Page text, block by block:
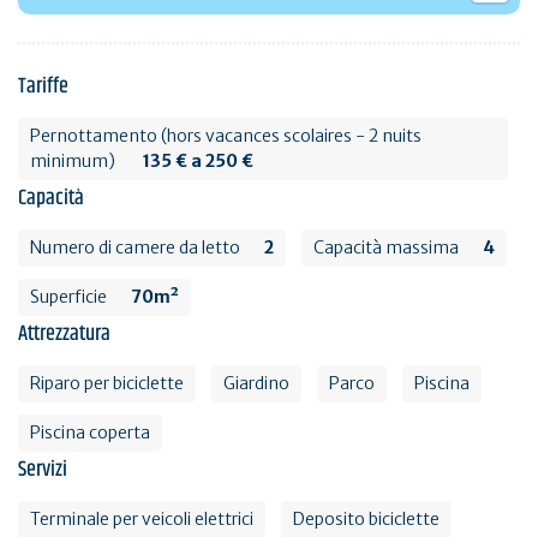
Tariffe
Pernottamento (hors vacances scolaires - 2 nuits
minimum)
135 € a 250 €
Capacità
Numero di camere da letto 2 Capacità massima 4
Superficie 70m²
Attrezzatura
Riparo per biciclette Giardino Parco Piscina
Piscina coperta
Servizi
Terminale per veicoli elettrici Deposito biciclette